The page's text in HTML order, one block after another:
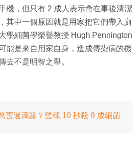
機，但只有 2 成人表示會在事後清潔
其中一個原因就是用家把它們帶入廁
學細菌學榮譽教授 Hugh Pennington
能是來自用家自身，造成傳染病的機
去不是明智之舉。
害過滴露？聲稱 10 秒殺 9 成細菌